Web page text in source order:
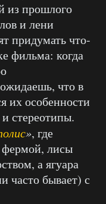
из прошлого
и лени
придумать что-
фильма: когда
что в
их особенности
стереотипы.
», где
фермой, лисы
а ягуара
часто бывает) с